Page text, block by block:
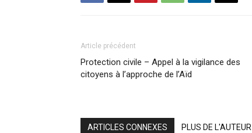
Article précédent
Protection civile – Appel à la vigilance des
citoyens à l’approche de l’Aïd
ARTICLES CONNEXES PLUS DE L'AUTEUR